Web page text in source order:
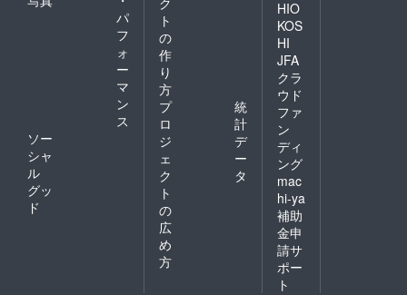
パ
フ
ォ
ー
マ
ン
ス
ソー
シャ
ル
グッ
ド
ト
の
作
り
方
プ
ロ
ジ
ェ
ク
ト
の
広
め
方
統
計
デ
ー
タ
HIO
KOS
HI
JFA
クラ
ウド
ファ
ン
ディ
ング
mac
hi-ya
補助
金申
請サ
ポー
ト